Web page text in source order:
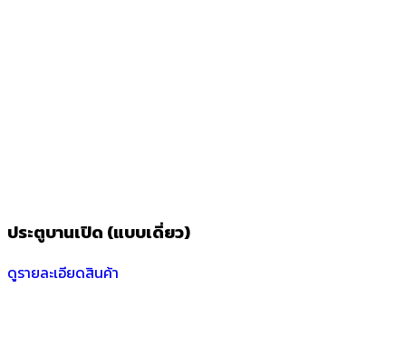
ประตูบานเปิด (แบบเดี่ยว)
ดูรายละเอียดสินค้า